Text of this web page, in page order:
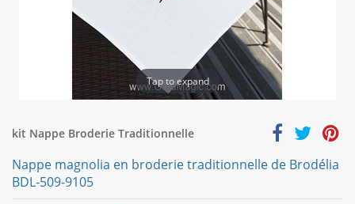
Tap to expand
kit Nappe Broderie Traditionnelle
Nappe magnolia en broderie traditionnelle de Brodélia
BDL-509-9105